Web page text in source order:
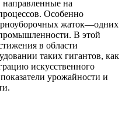
на
Особенно
жаток—одних
В этой
в области
таких гигантов, как
искусственного
урожайности и